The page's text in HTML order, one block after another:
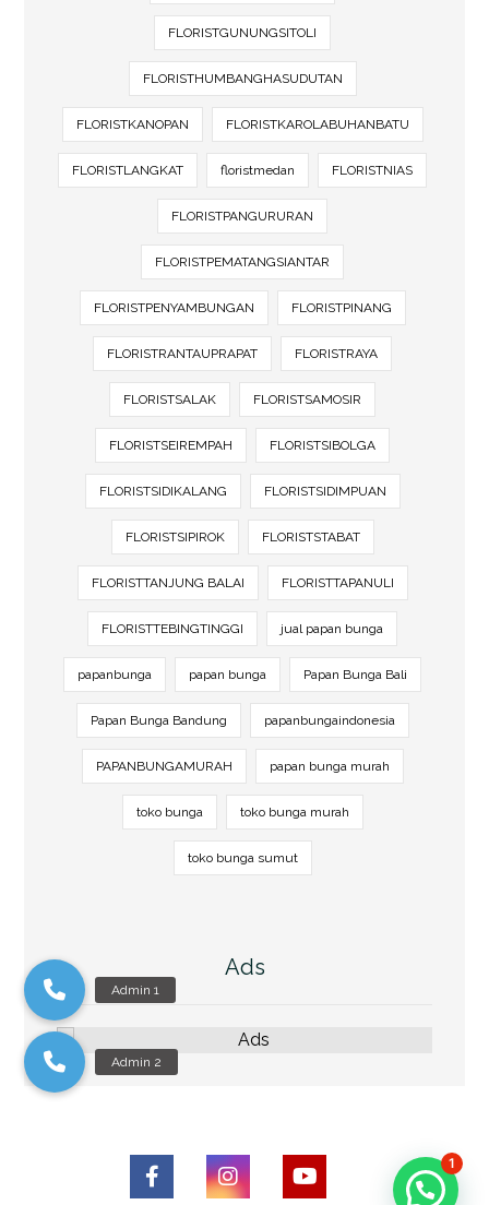
FLORISTGUNUNGSITOLI
FLORISTHUMBANGHASUDUTAN
FLORISTKANOPAN FLORISTKAROLABUHANBATU
FLORISTLANGKAT floristmedan FLORISTNIAS
FLORISTPANGURURAN
FLORISTPEMATANGSIANTAR
FLORISTPENYAMBUNGAN FLORISTPINANG
FLORISTRANTAUPRAPAT FLORISTRAYA
FLORISTSALAK FLORISTSAMOSIR
FLORISTSEIREMPAH FLORISTSIBOLGA
FLORISTSIDIKALANG FLORISTSIDIMPUAN
FLORISTSIPIROK FLORISTSTABAT
FLORISTTANJUNG BALAI FLORISTTAPANULI
FLORISTTEBINGTINGGI jual papan bunga
papanbunga papan bunga Papan Bunga Bali
Papan Bunga Bandung papanbungaindonesia
PAPANBUNGAMURAH papan bunga murah
toko bunga toko bunga murah
toko bunga sumut
Ads
1